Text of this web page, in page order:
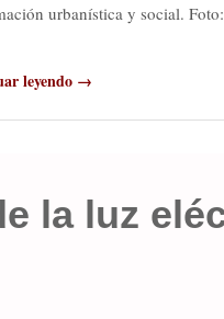
urbanística y social.
leyendo →
la luz